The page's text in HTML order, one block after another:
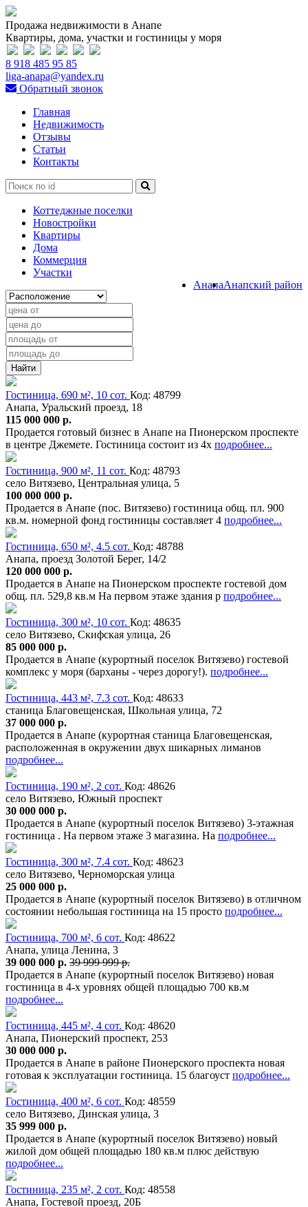
Продажа недвижимости в Анапе
Квартиры, дома, участки и гостиницы у моря
8 918 485 95 85
liga-anapa@yandex.ru
Обратный звонок
Главная
Недвижимость
Отзывы
Статьи
Контакты
Коттеджные поселки
Новостройки
Квартиры
Дома
Коммерция
Участки
Анапский район
Анапа
Найти
Гостиница, 690 м², 10 сот. Код: 48799
Анапа, Уральский проезд, 18
115 000 000 р.
Продается готовый бизнес в Анапе на Пионерском проспекте
в центре Джемете. Гостиница состоит из 4х подробнее...
Гостиница, 900 м², 11 сот. Код: 48793
село Витязево, Центральная улица, 5
100 000 000 р.
Продается в Анапе (пос. Витязево) гостиница общ. пл. 900
кв.м. номерной фонд гостиницы составляет 4 подробнее...
Гостиница, 650 м², 4.5 сот. Код: 48788
Анапа, проезд Золотой Берег, 14/2
120 000 000 р.
Продается в Анапе на Пионерском проспекте гостевой дом
общ. пл. 529,8 кв.м На первом этаже здания р подробнее...
Гостиница, 300 м², 10 сот. Код: 48635
село Витязево, Скифская улица, 26
85 000 000 р.
Продается в Анапе (курортный поселок Витязево) гостевой
комплекс у моря (барханы - через дорогу!). подробнее...
Гостиница, 443 м², 7.3 сот. Код: 48633
станица Благовещенская, Школьная улица, 72
37 000 000 р.
Продается в Анапе (курортная станица Благовещенская,
расположенная в окружении двух шикарных лиманов
подробнее...
Гостиница, 190 м², 2 сот. Код: 48626
село Витязево, Южный проспект
30 000 000 р.
Продается в Анапе (курортный поселок Витязево) 3-этажная
гостиница . На первом этаже 3 магазина. На подробнее...
Гостиница, 300 м², 7.4 сот. Код: 48623
село Витязево, Черноморская улица
25 000 000 р.
Продается в Анапе (курортный поселок Витязево) в отличном
состоянии небольшая гостиница на 15 просто подробнее...
Гостиница, 700 м², 6 сот. Код: 48622
Анапа, улица Ленина, 3
39 000 000 р. 39 999 999 р.
Продается в Анапе (курортный поселок Витязево) новая
гостиница в 4-х уровнях общей площадью 700 кв.м
подробнее...
Гостиница, 445 м², 4 сот. Код: 48620
Анапа, Пионерский проспект, 253
30 000 000 р.
Продается в Анапе в районе Пионерского проспекта новая
готовая к эксплуатации гостиница. 15 благоуст подробнее...
Гостиница, 400 м², 6 сот. Код: 48559
село Витязево, Динская улица, 3
35 999 000 р.
Продается в Анапе (курортный поселок Витязево) новый
жилой дом общей площадью 180 кв.м плюс действую
подробнее...
Гостиница, 235 м², 2 сот. Код: 48558
Анапа, Гостевой проезд, 20Б